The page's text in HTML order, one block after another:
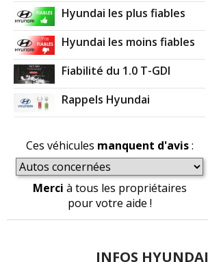
Hyundai les plus fiables
Hyundai les moins fiables
Fiabilité du 1.0 T-GDI
Rappels Hyundai
Ces véhicules manquent d'avis:
Merci à tous les propriétaires
pour votre aide !
INFOS HYUNDAI